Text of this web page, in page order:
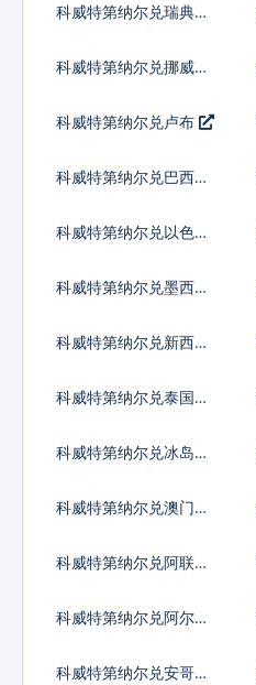
科威特第纳尔兑瑞典克
科威特第纳尔兑挪威克
科威特第纳尔兑卢布
科威特第纳尔兑巴西雷
科威特第纳尔兑以色列
科威特第纳尔兑墨西哥
科威特第纳尔兑新西兰
科威特第纳尔兑泰国铢
科威特第纳尔兑冰岛克
科威特第纳尔兑澳门元
科威特第纳尔兑阿联酋
科威特第纳尔兑阿尔巴
科威特第纳尔兑安哥拉